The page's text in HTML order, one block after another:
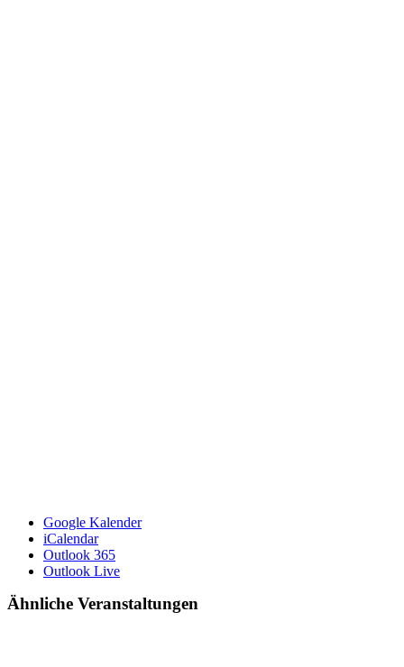
Google Kalender
iCalendar
Outlook 365
Outlook Live
Ähnliche Veranstaltungen